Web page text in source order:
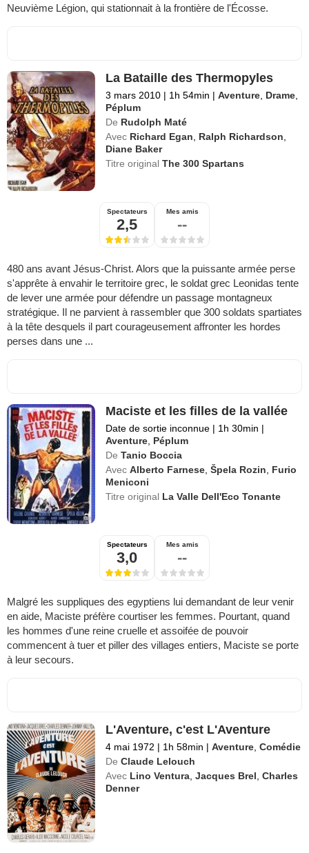
Neuvième Légion, qui stationnait à la frontière de l'Écosse.
La Bataille des Thermopyles
3 mars 2010 | 1h 54min | Aventure Drame
Péplum
De Rudolph Maté
Avec Richard Egan Ralph Richardson
Diane Baker
Titre originalThe 300 Spartans
Spectateurs
2,5
Mes amis
--
480 ans avant Jésus-Christ. Alors que la puissante armée perse
s'apprête à envahir le territoire grec, le soldat grec Leonidas tente
de lever une armée pour défendre un passage montagneux
stratégique. Il ne parvient à rassembler que 300 soldats spartiates
à la tête desquels il part courageusement affronter les hordes
perses dans une ...
Maciste et les filles de la vallée
Date de sortie inconnue | 1h 30min |
Aventure Péplum
De Tanio Boccia
Avec Alberto Farnese ,Špela Rozin
Furio
Meniconi
Titre original La Valle Dell'Eco Tonante
Spectateurs
3,0
Mes amis
--
Malgré les suppliques des egyptiens lui demandant de leur venir
en aide, Maciste préfère courtiser les femmes. Pourtant, quand
les hommes d'une reine cruelle et assoifée de pouvoir
commencent à tuer et piller des villages entiers, Maciste se porte
à leur secours.
L'Aventure, c'est L'Aventure
4 mai 1972 | 1h 58min | Aventure ,Comédie
De Claude Lelouch
Avec Lino Ventura ,Jacques Brel ,Charles
Denner